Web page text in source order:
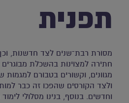
תפנית
מסורת רבת־שנים לצד חדשנות,
חתירה למצוינות בהשכלת מבוגרים
מגוונים, וקשורים בטבורם
ולצד הקורסים שהפכו זה כבר
וחדשים. בנוסף, בנינו מסלולי